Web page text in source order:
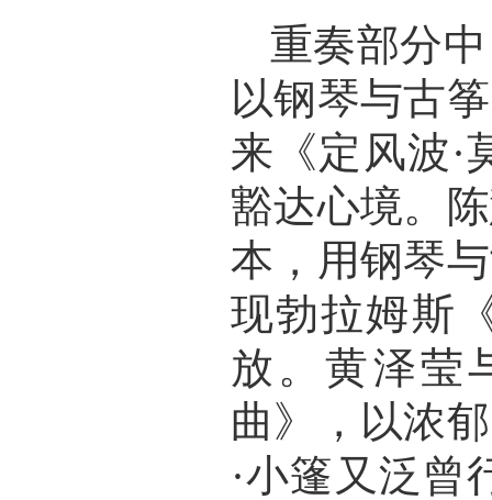
重奏部分
以钢琴与古
来《定风波·
豁达心境。
本，用钢琴
现勃拉姆斯
放。黄泽莹
曲》，以浓
·小篷又泛